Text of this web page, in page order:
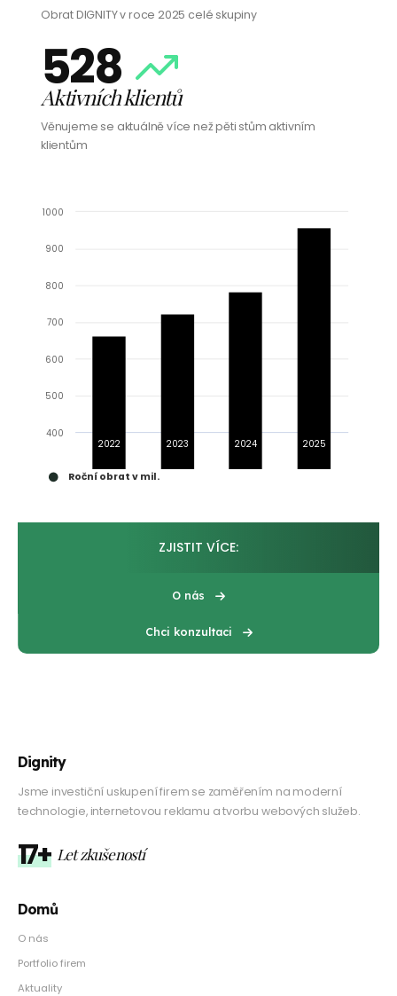
Obrat DIGNITY v roce 2025 celé skupiny
528
Aktivních klientů
Věnujeme se aktuálně více než pěti stům aktivním
klientům
Roční obrat v mil.
2022 2023 2024 2025
400
800
500
600
700
900
1000
ZJISTIT VÍCE:
O nás
Chci konzultaci
Dignity
Jsme investiční uskupení firem se zaměřením na moderní
technologie, internetovou reklamu a tvorbu webových služeb.
17+ Let zkušeností
Domů
O nás
Portfolio firem
Aktuality